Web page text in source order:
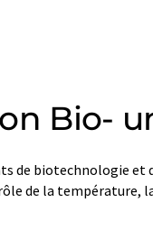
Bio-
de biotechnologie et
de la température,